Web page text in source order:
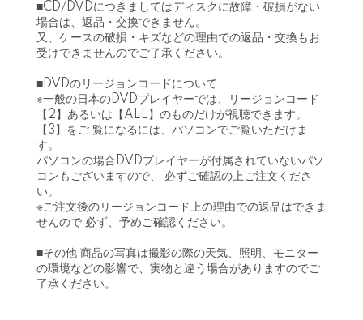
■CD/DVDにつきましてはディスクに故障・破損がない
場合は、返品・交換できません。
又、ケースの破損・キズなどの理由での返品・交換もお
受けできませんのでご了承ください。
■DVDのリージョンコードについて
※一般の日本のDVDプレイヤーでは、リージョンコード
【2】あるいは【ALL】のものだけが視聴できます。
【3】をご 覧になるには、パソコンでご覧いただけま
す。
パソコンの場合DVDプレイヤーが付属されていないパソ
コンもございますので、 必ずご確認の上ご注文くださ
い。
※ご注文後のリージョンコード上の理由での返品はできま
せんので 必ず、予めご確認ください。
■その他 商品の写真は撮影の際の天気、照明、モニター
の環境などの影響で、実物と違う場合がありますのでご
了承ください。